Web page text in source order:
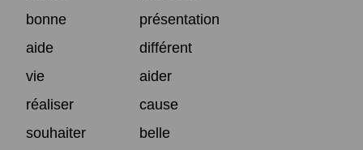
bonne
présentation
aide
différent
vie
aider
réaliser
cause
souhaiter
belle